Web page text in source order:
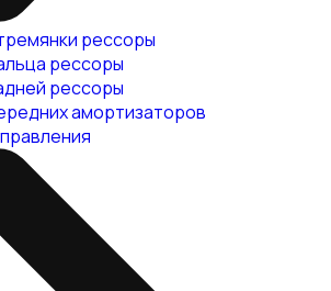
рессоры
рессоры
рессоры
амортизаторов